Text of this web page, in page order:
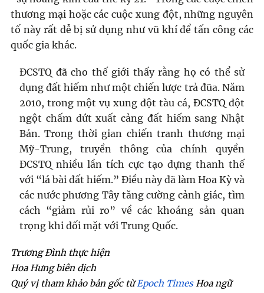
thương mại hoặc các cuộc xung đột, những nguyên
tố này rất dễ bị sử dụng như vũ khí để tấn công các
quốc gia khác.
ĐCSTQ đã cho thế giới thấy rằng họ có thể sử
dụng đất hiếm như một chiến lược trả đũa. Năm
2010, trong một vụ xung đột tàu cá, ĐCSTQ đột
ngột chấm dứt xuất cảng đất hiếm sang Nhật
Bản. Trong thời gian chiến tranh thương mại
Mỹ-Trung, truyền thông của chính quyền
ĐCSTQ nhiều lần tích cực tạo dựng thanh thế
với “lá bài đất hiếm.” Điều này đã làm Hoa Kỳ và
các nước phương Tây tăng cường cảnh giác, tìm
cách “giảm rủi ro” về các khoáng sản quan
trọng khi đối mặt với Trung Quốc.
Trương Đình thực hiện
Hoa Hưng biên dịch
Quý vị tham khảo bản gốc từ Epoch Times Hoa ngữ